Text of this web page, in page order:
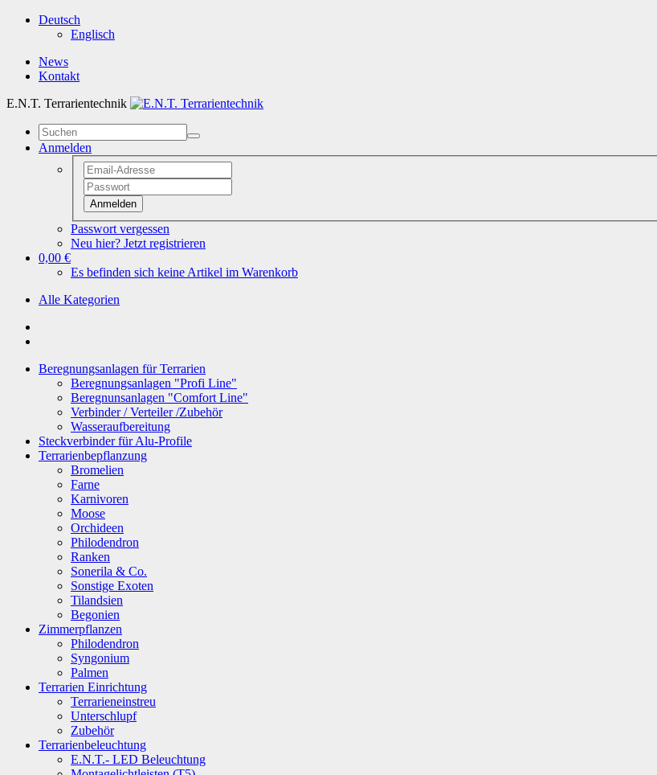
Deutsch
Englisch
News
Kontakt
E.N.T. Terrarientechnik
Anmelden
Anmelden
Passwort vergessen
Neu hier? Jetzt registrieren
0,00 €
Es befinden sich keine Artikel im Warenkorb
Alle Kategorien
Beregnungsanlagen für Terrarien
Beregnungsanlagen "Profi Line"
Beregnunsanlagen "Comfort Line"
Verbinder / Verteiler /Zubehör
Wasseraufbereitung
Steckverbinder für Alu-Profile
Terrarienbepflanzung
Bromelien
Farne
Karnivoren
Moose
Orchideen
Philodendron
Ranken
Sonerila & Co.
Sonstige Exoten
Tilandsien
Begonien
Zimmerpflanzen
Philodendron
Syngonium
Palmen
Terrarien Einrichtung
Terrarieneinstreu
Unterschlupf
Zubehör
Terrarienbeleuchtung
E.N.T.- LED Beleuchtung